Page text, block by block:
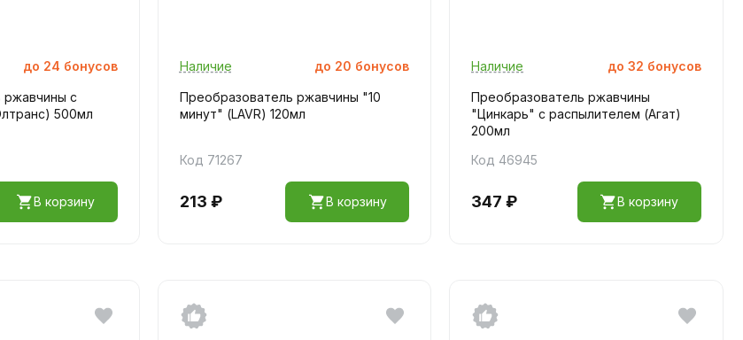
до 24 бонусов
ржавчины с
500мл
В корзину
Наличие до 20 бонусов
Преобразователь ржавчины "10
минут" (LAVR) 120мл
Код 71267
213 ₽ В корзину
Наличие до 32 бонусов
Преобразователь ржавчины
"Цинкарь" с распылителем (Агат)
200мл
Код 46945
347 ₽ В корзину